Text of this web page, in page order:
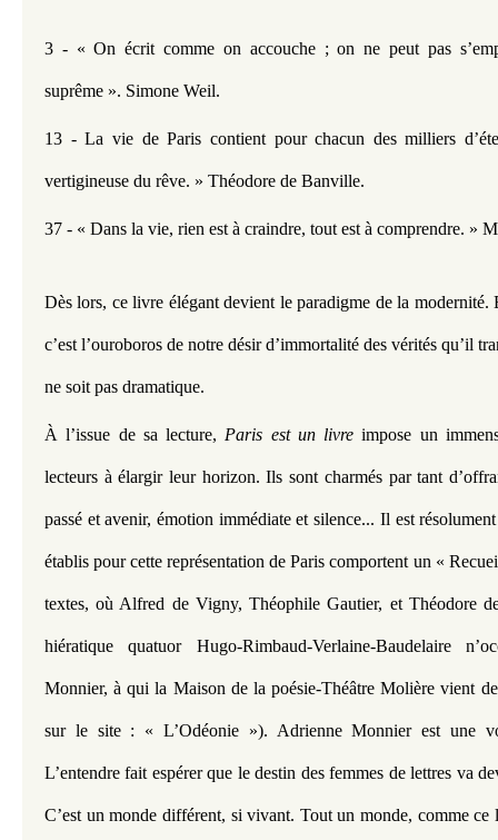
3 - « On écrit comme on accouche ; on ne peut pas
suprême ». Simone Weil.
13 - La vie de Paris contient pour chacun des milliers
vertigineuse du rêve. » Théodore de Banville.
37 - « Dans la vie, rien est à craindre, tout est à comprendre. »
Dès lors, ce livre élégant devient le paradigme de la modernité.
c’est l’ouroboros de notre désir d’immortalité des vérités qu’il
ne soit pas dramatique.
À l’issue de sa lecture, Paris est un livre impose un
lecteurs à élargir leur horizon. Ils sont charmés par tant
passé et avenir, émotion immédiate et silence... Il est
établis pour cette représentation de Paris comportent un «
textes, où Alfred de Vigny, Théophile Gautier, et Théodore
hiératique quatuor Hugo-Rimbaud-Verlaine-Baudelaire
Monnier, à qui la Maison de la poésie-Théâtre Molière vient
sur le site : « L’Odéonie »). Adrienne Monnier est une
L’entendre fait espérer que le destin des femmes de lettres va
C’est un monde différent, si vivant. Tout un monde, comme ce